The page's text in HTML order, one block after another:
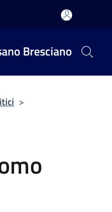
Bresciano
>